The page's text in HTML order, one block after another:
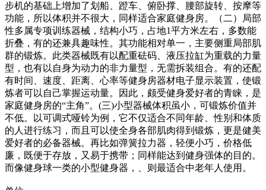
步机的基础上增加了划船、蹬车、俯卧撑、腰部旋转、按摩等
功能，所以体积并不很大，同样适合家庭健身房。（二）局部
性多属专项训练器械，结构小巧，占地1平方米左右，多数能
折叠，有的还兼具趣味性。其功能相对单一，主要侧重局部肌
群的锻炼。此类器械既有以配重砝码、液压拉缸为重载的力量
型，也有以自身为动力的非力量型，无需拆装组合。有的还配
有时间、速度、距离、心率等健身房器材电子显示装置，使锻
炼者可以自己掌握运动量。因此，颇受健身爱好者的青睐，是
家庭健身房的“主角”。(三)小型器械体积虽小，可锻炼价值并
不低。以可调式哑铃为例，它不仅适合不同年龄、性别和体质
的人进行练习，而且可以使全身各部肌肉得到锻炼，更是健美
爱好者的必备器械。再比如弹簧拉力器，轻便小巧，价格低
廉，既便于存放，又易于携带；同样能达到健身强体的目的。
而像健身球一类的小型健身器，、则最适合中老年人使用。